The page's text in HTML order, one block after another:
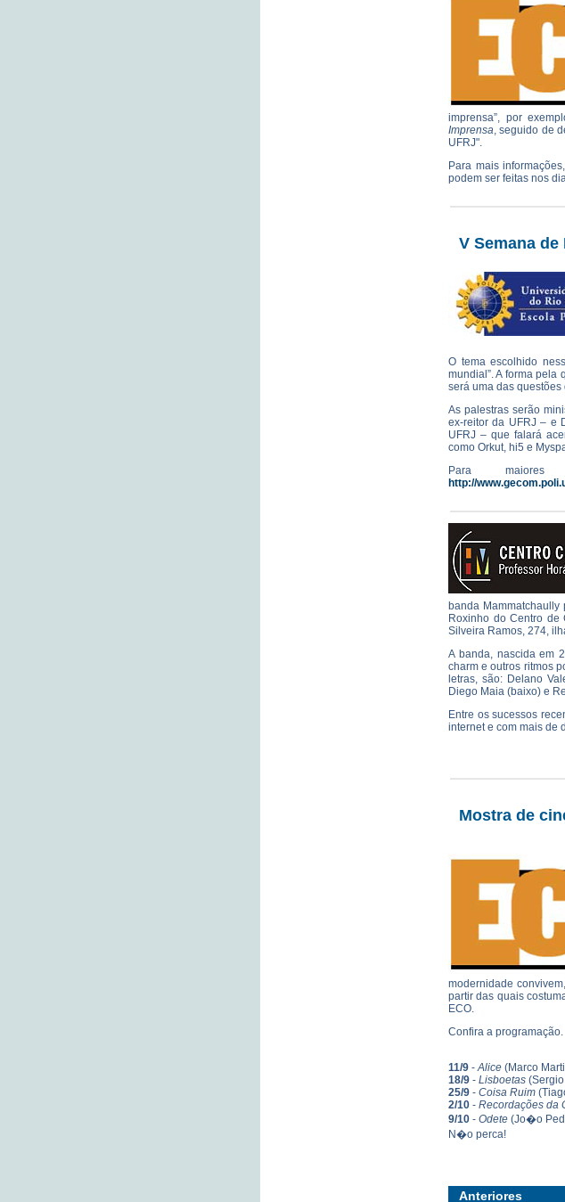
imprensa”, por
Imprensa, seguido de
UFRJ".
Para mais
podem ser feitas nos
V Semana
O tema escolhido
mundial”. A forma
será uma das questões
As palestras serão
ex-reitor da UFRJ – e
UFRJ – que falará
como Orkut, hi5 e
Para maiores
http://
banda
Roxinho do Centro de
Silveira Ramos, 274,
A banda, nascida em
charm e outros ritmos
letras, são: Delano
Diego Maia (baixo) e
Entre os sucessos
internet e com mais de
Mostra de
modernidade
partir das quais
ECO.
Confira a programação.
11/9 -Alice (Marco
18/9 - Lisboetas
25/9 - Coisa Ruim
2/10 - Recordações da
9/10 - Odete (Jo�o
N�o perca!
Anteriores